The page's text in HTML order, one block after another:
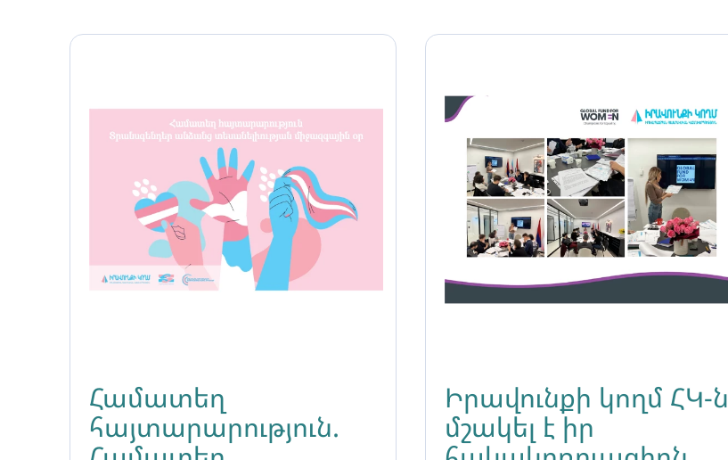
Համատեղ
հայտարարություն.
Իրավունքի կողմ ՀԿ-ն
մշակել է իր